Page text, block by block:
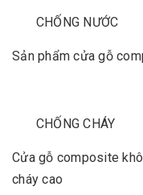
CHỐNG NƯỚC
Sản phẩm cửa gỗ
CHỐNG CHÁY
Cửa gỗ composite
cháy cao